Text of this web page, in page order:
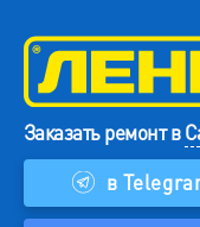
Заказать ремонт в
в